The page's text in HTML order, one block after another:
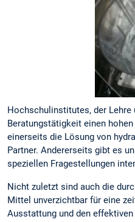
Hochschulinstitutes, der Lehre
Beratungstätigkeit einen
einerseits die Lösung von
Partner. Andererseits gibt es
speziellen Fragestellungen
Nicht zuletzt sind auch die
Mittel unverzichtbar für eine
Ausstattung und den